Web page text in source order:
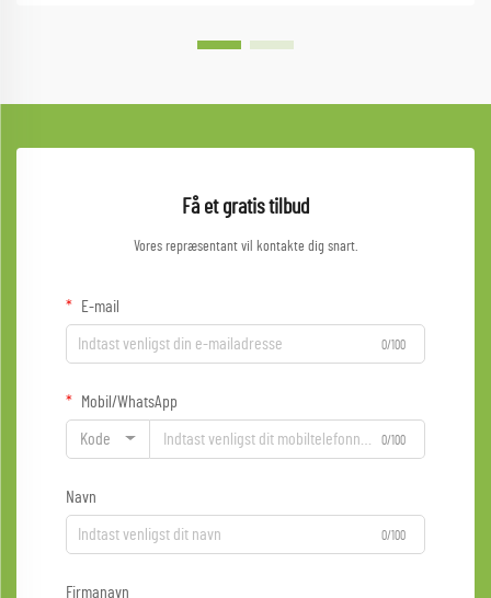
Få et gratis tilbud
Vores repræsentant vil kontakte dig snart.
E-mail
0/100
Mobil/WhatsApp
Kode 0/100
Navn
0/100
Firmanavn